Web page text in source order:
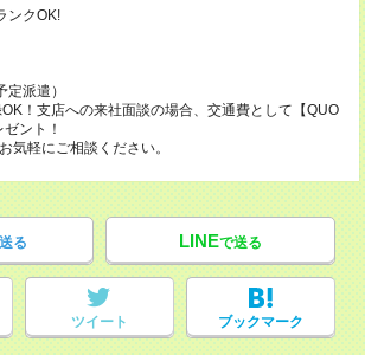
ンクOK!
派遣）
！支店への来社面談の場合、交通費として【QUO
ント！
気軽にご相談ください。
る LINEで送る
ツイート ブックマーク